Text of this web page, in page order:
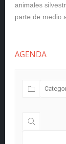
animales
parte de medio
AGENDA